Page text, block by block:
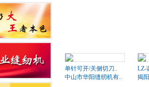
单针可开/关侧切刀..
中山市华阳缝纫机有..
LZ-
揭